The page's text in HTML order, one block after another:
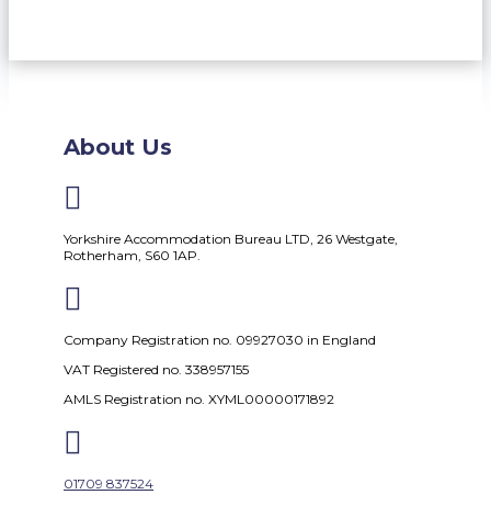
About Us

Yorkshire Accommodation Bureau LTD, 26 Westgate,
Rotherham, S60 1AP.

Company Registration no. 09927030 in England
VAT Registered no. 338957155
AMLS Registration no. XYML00000171892

01709 837524